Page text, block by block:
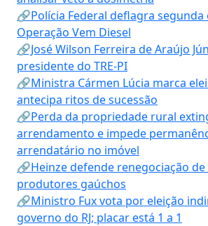
🔗Polícia Federal deflagra segunda
Operação Vem Diesel
🔗José Wilson Ferreira de Araújo
presidente do TRE-PI
🔗Ministra Cármen Lúcia marca
antecipa ritos de sucessão
🔗Perda da propriedade rural
arrendamento e impede
arrendatário no imóvel
🔗Heinze defende renegociação
produtores gaúchos
🔗Ministro Fux vota por eleição
governo do RJ; placar está 1 a 1